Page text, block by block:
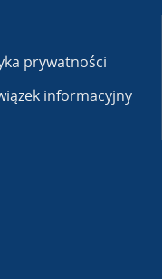
prywatności
informacyjny